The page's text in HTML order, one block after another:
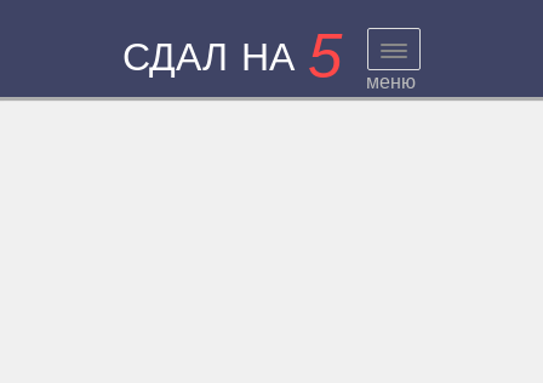
СДАЛ НА 5 меню